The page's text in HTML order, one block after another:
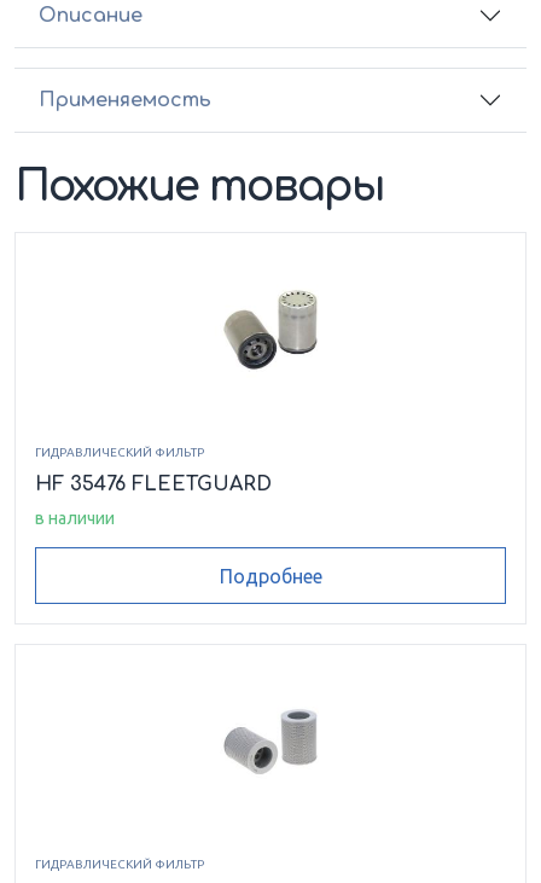
Описание
Применяемость
Похожие товары
ГИДРАВЛИЧЕСКИЙ ФИЛЬТР
HF 35476 FLEETGUARD
в наличии
Подробнее
ГИДРАВЛИЧЕСКИЙ ФИЛЬТР